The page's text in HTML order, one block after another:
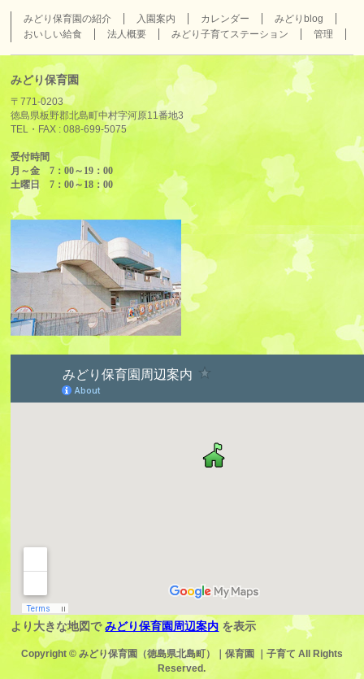
みどり保育園の紹介 入園案内 カレンダー
みどりblog
おいしい給食
法人概要 みどり子育てステーション 管理
みどり保育園
〒771-0203
徳島県板野郡北島町中村字河原11番地3
TEL・FAX :088-699-5075
受付時間
月～金 7：00～19：00
土曜日 7：00～18：00
より大きな地図でみどり保育園周辺案内 を表示
Copyright © みどり保育園（徳島県北島町）｜保育園 ｜子育て All Rights
Reserved.